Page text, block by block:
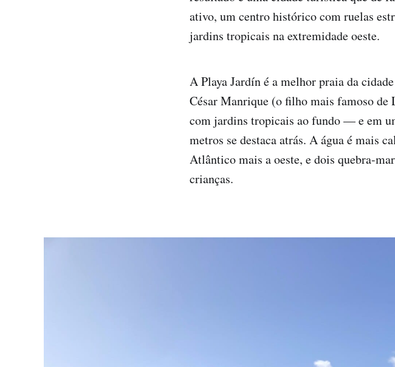
ativo, um centro histórico com ruelas
jardins tropicais na extremidade oeste.
A Playa Jardín é a melhor praia da
César Manrique (o filho mais famoso de
com jardins tropicais ao fundo — e em
metros se destaca atrás. A água é mais
Atlântico mais a oeste, e dois quebra-
crianças.